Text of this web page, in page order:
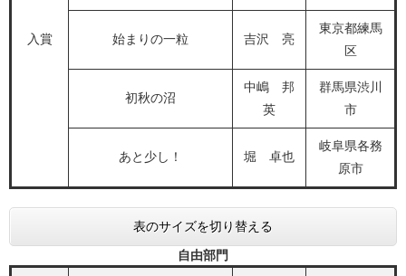
入賞 始まりの一粒 吉沢 亮
東京都練馬
区
初秋の沼
中嶋 邦
英
群馬県渋川
市
あと少し！ 堀 卓也
岐阜県各務
原市
表のサイズを切り替える
自由部門